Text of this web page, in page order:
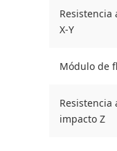
Resistencia
X-Y
Módulo de
Resistencia
impacto Z